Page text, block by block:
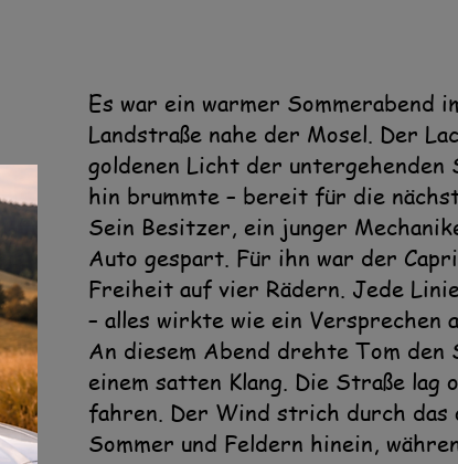
Es war ein warmer Sommerabend
Landstraße nahe der Mosel. Der
goldenen Licht der
hin brummte – bereit für die
Sein Besitzer, ein junger
Auto gespart. Für ihn war der
Freiheit auf vier Rädern. Jede
– alles wirkte wie ein Versprechen
An diesem Abend drehte Tom
einem satten Klang. Die Straße lag
fahren. Der Wind strich durch
Sommer und Feldern hinein,